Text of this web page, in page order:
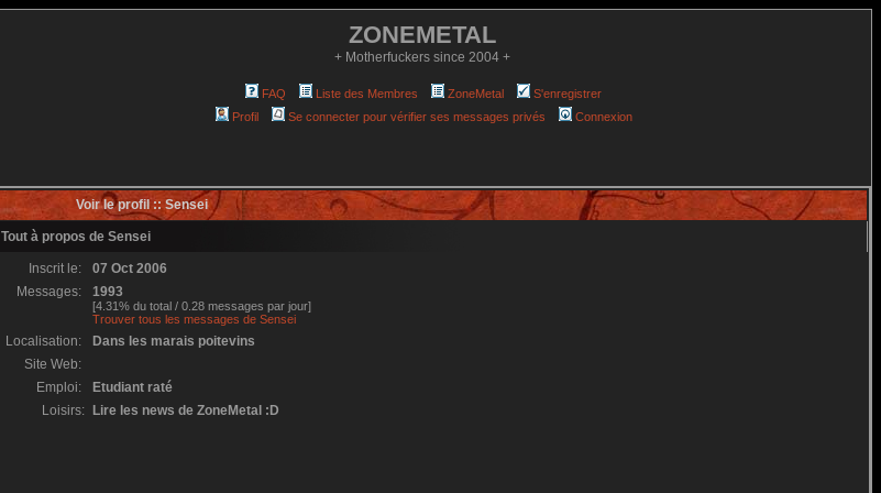
ZONEMETAL
+ Motherfuckers since 2004 +
FAQ Liste des Membres ZoneMetal
S'enregistrer
Profil
Se connecter pour vérifier ses messages privés Connexion
Voir le profil :: Sensei
Tout à propos de Sensei
Inscrit le:
07 Oct 2006
Messages:
1993
[4.31% du total / 0.28 messages par jour]
Trouver tous les messages de Sensei
Localisation:
Dans les marais poitevins
Site Web:
Emploi:
Etudiant raté
Loisirs:
Lire les news de ZoneMetal :D